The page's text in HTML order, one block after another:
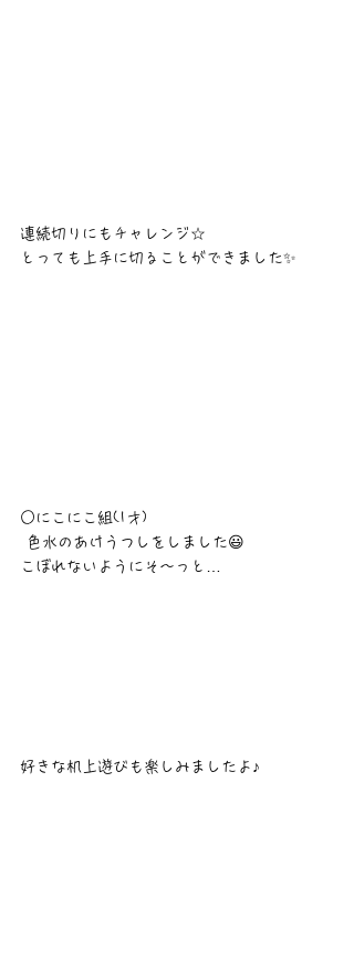
連続切りにもチャレンジ☆
とっても上手に切ることができました✨
○にこにこ組(1才)
色水のあけうつしをしました😃
こぼれないようにそ〜っと…
好きな机上遊びも楽しみましたよ♪